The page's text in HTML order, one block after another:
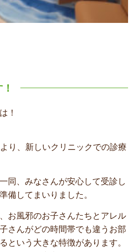
！
り、新しいクリニックでの診療
同、みなさんが安心して受診し
備してまいりました。
お風邪のお子さんたちとアレル
さんがどの時間帯でも違うお部
という大きな特徴があります。